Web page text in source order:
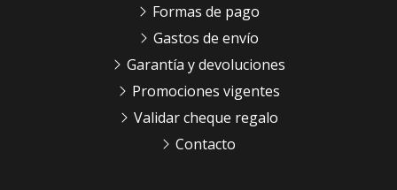
Formas de pago
Gastos de envío
Garantía y devoluciones
Promociones vigentes
Validar cheque regalo
Contacto